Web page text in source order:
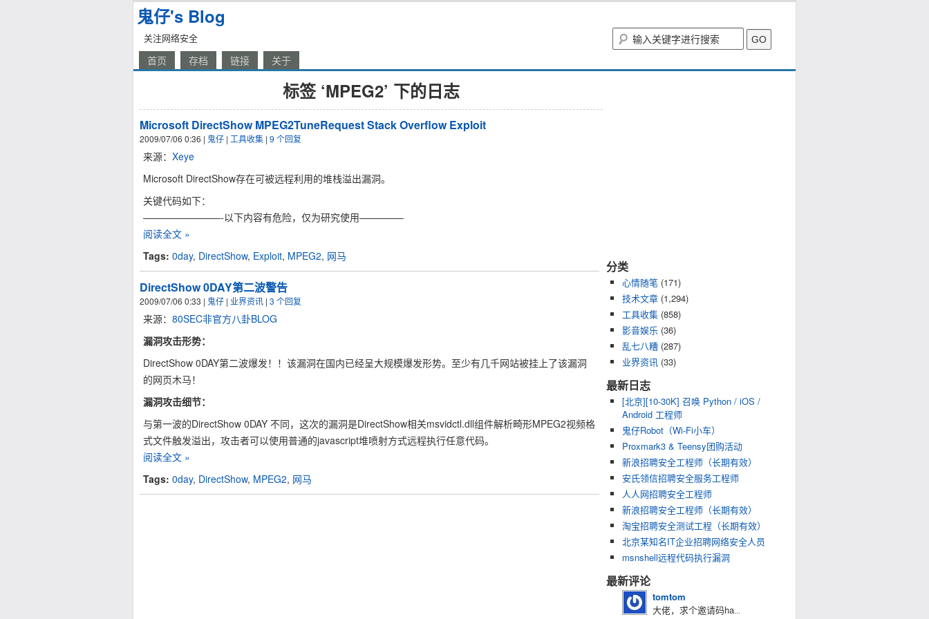
鬼仔's Blog
关注网络安全
首页 存档 链接 关于
标签 ‘MPEG2’ 下的日志
Microsoft DirectShow MPEG2TuneRequest Stack Overflow Exploit
2009/07/06 0:36 | 鬼仔 | 工具收集 | 9 个回复
来源： Xeye
Microsoft DirectShow存在可被远程利用的堆栈溢出漏洞。
关键代码如下：
————————-以下内容有危险，仅为研究使用————–
阅读全文 »
Tags: 0day, DirectShow, Exploit, MPEG2, 网马
DirectShow 0DAY第二波警告
2009/07/06 0:33 | 鬼仔 | 业界资讯 | 3 个回复
来源： 80SEC非官方八卦BLOG
漏洞攻击形势：
DirectShow 0DAY第二波爆发！！该漏洞在国内已经呈大规模爆发形势。至少有几千网站被挂上了该漏洞
的网页木马！
漏洞攻击细节：
与第一波的DirectShow 0DAY 不同，这次的漏洞是DirectShow相关msvidctl.dll组件解析畸形MPEG2视频格
式文件触发溢出，攻击者可以使用普通的javascript堆喷射方式远程执行任意代码。
阅读全文 »
Tags: 0day, DirectShow, MPEG2, 网马
分类
心情随笔 (171)
技术文章 (1,294)
工具收集 (858)
影音娱乐 (36)
乱七八糟 (287)
业界资讯 (33)
最新日志
[北京][10-30K] 召唤 Python / iOS /
Android 工程师
鬼仔Robot（Wi-Fi小车）
Proxmark3 & Teensy团购活动
新浪招聘安全工程师（长期有效）
安氏领信招聘安全服务工程师
人人网招聘安全工程师
新浪招聘安全工程师（长期有效）
淘宝招聘安全测试工程（长期有效）
北京某知名IT企业招聘网络安全人员
msnshell远程代码执行漏洞
最新评论
tomtom
大佬，求个邀请码ha...